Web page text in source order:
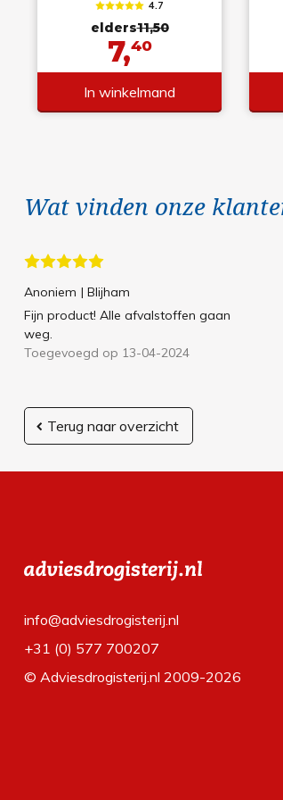
4.7
elders11,50
7,40
In winkelmand
Wat vinden onze
Anoniem | Blijham
Fijn product! Alle afvalstoffen gaan
weg.
Toegevoegd op 13-04-2024
Terug naar overzicht
info@adviesdrogisterij.nl
+31 (0) 577 700207
© Adviesdrogisterij.nl 2009-2026